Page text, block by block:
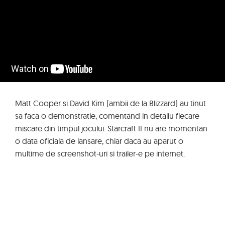
Matt Cooper si David Kim (ambii de la Blizzard) au tinut
sa faca o demonstratie, comentand in detaliu fiecare
miscare din timpul jocului. Starcraft II nu are momentan
o data oficiala de lansare, chiar daca au aparut o
multime de screenshot-uri si trailer-e pe internet.